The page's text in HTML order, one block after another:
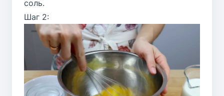
соль.
Шаг 2: